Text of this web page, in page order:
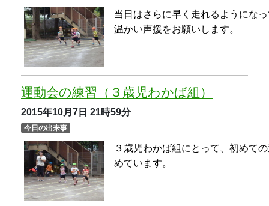
短い距離ですが、一生懸命走って
カブトムシの幼虫が育っています
2015年10月2日
今日の出来事
春から夏にかけて育てていたカブ